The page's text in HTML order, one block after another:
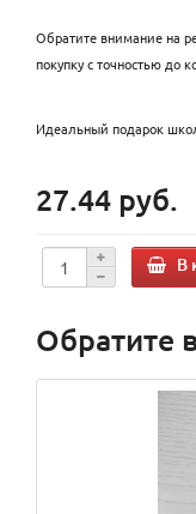
Обратите внимание на
покупку с точностью до
Идеальный подарок
27.44 руб.
В
Обратите